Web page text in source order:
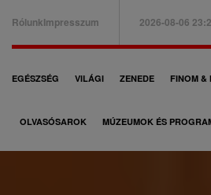
B
a
e
RólunkImpresszum 2026-08-06
F
ő
EGÉSZSÉG VILÁGI ZENEDE FINOM &
OLVASÓSAROK MÚZEUMOK ÉS